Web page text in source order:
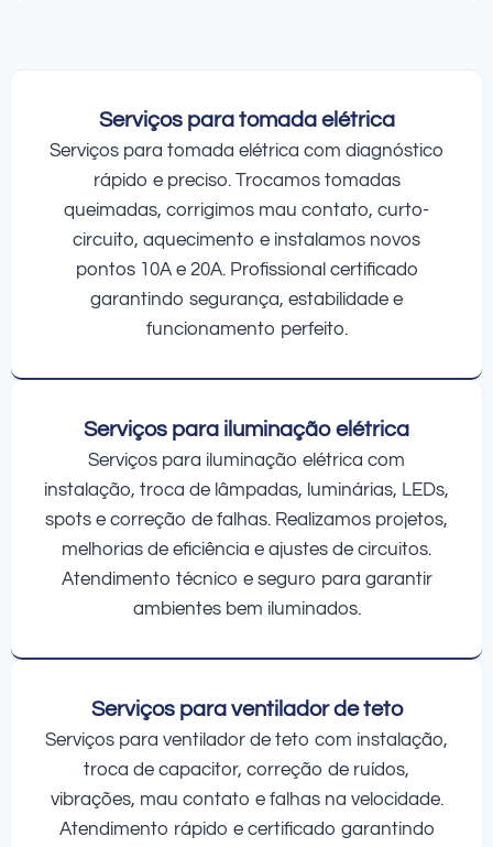
Serviços para tomada elétrica
Serviços para tomada elétrica com diagnóstico
rápido e preciso. Trocamos tomadas
queimadas, corrigimos mau contato, curto-
circuito, aquecimento e instalamos novos
pontos 10A e 20A. Profissional certificado
garantindo segurança, estabilidade e
funcionamento perfeito.
Serviços para iluminação elétrica
Serviços para iluminação elétrica com
instalação, troca de lâmpadas, luminárias, LEDs,
spots e correção de falhas. Realizamos projetos,
melhorias de eficiência e ajustes de circuitos.
Atendimento técnico e seguro para garantir
ambientes bem iluminados.
Serviços para ventilador de teto
Serviços para ventilador de teto com instalação,
troca de capacitor, correção de ruídos,
vibrações, mau contato e falhas na velocidade.
Atendimento rápido e certificado garantindo